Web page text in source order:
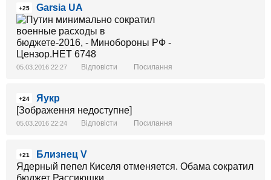
+25 Garsia UA
05.03.2016 22:27 Відповісти Посилання
+24
Яукр
[Зображення недоступне]
05.03.2016 22:24 Відповісти Посилання
+21
Близнец V
Ядерный пепел Киселя отменяется. Обама сократил
бюджет Рассиюшки.